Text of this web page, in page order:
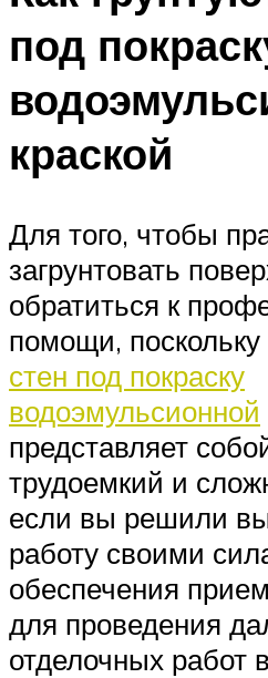
под
краской
Для того, чтобы
загрунтовать
обратиться к
помощи, поскольку
стен под покраску
водоэмульсионной
представляет
трудоемкий и
если вы решили
работу своими
обеспечения
для проведения
отделочных работ